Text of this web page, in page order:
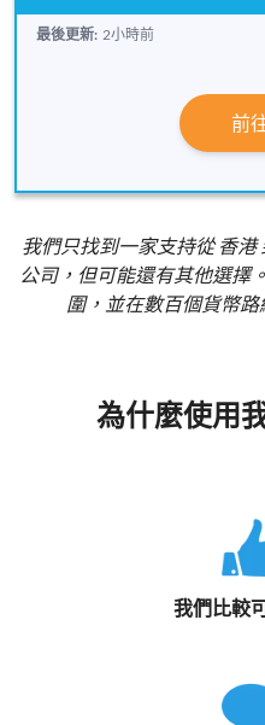
最後更新: 2小時前
前
我們只找到一家支持從 香
公司，但可能還有其他選擇
圍，並在數百個貨幣
為什麼使用
我們比較